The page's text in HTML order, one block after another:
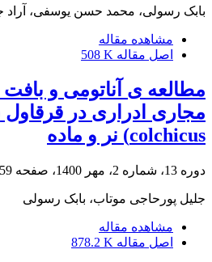
بابک رسولی، محمد حسن یوسفی، آراد
مشاهده مقاله
اصل مقاله 508 K
مطالعه ی آناتومی و
colchicus) نر و ماده
دوره 13، شماره 2، مهر 1400، صفحه 168
جلیل پورحاجی موتاب، بابک رسولی
مشاهده مقاله
اصل مقاله 878.2 K